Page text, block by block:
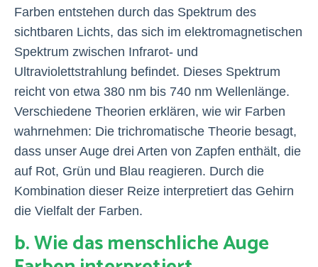
Farben entstehen durch das Spektrum des
sichtbaren Lichts, das sich im elektromagnetischen
Spektrum zwischen Infrarot- und
Ultraviolettstrahlung befindet. Dieses Spektrum
reicht von etwa 380 nm bis 740 nm Wellenlänge.
Verschiedene Theorien erklären, wie wir Farben
wahrnehmen: Die trichromatische Theorie besagt,
dass unser Auge drei Arten von Zapfen enthält, die
auf Rot, Grün und Blau reagieren. Durch die
Kombination dieser Reize interpretiert das Gehirn
die Vielfalt der Farben.
b. Wie das menschliche Auge